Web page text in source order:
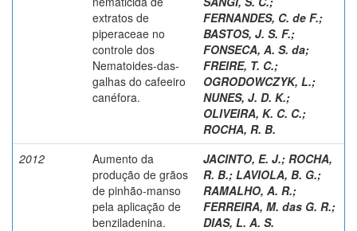
extratos de
piperaceae no
controle dos
Nematoides-das-
galhas do cafeeiro
canéfora.
FERNANDES, C. de F.;
BASTOS, J. S. F.;
FONSECA, A. S. da;
FREIRE, T. C.;
OGRODOWCZYK, L.;
NUNES, J. D. K.;
OLIVEIRA, K. C. C.;
ROCHA, R. B.
2012
Aumento da
produção de grãos
de pinhão-manso
pela aplicação de
benziladenina.
JACINTO, E. J.; ROCHA,
R. B.; LAVIOLA, B. G.;
RAMALHO, A. R.;
FERREIRA, M. das G. R.;
DIAS, L. A. S.